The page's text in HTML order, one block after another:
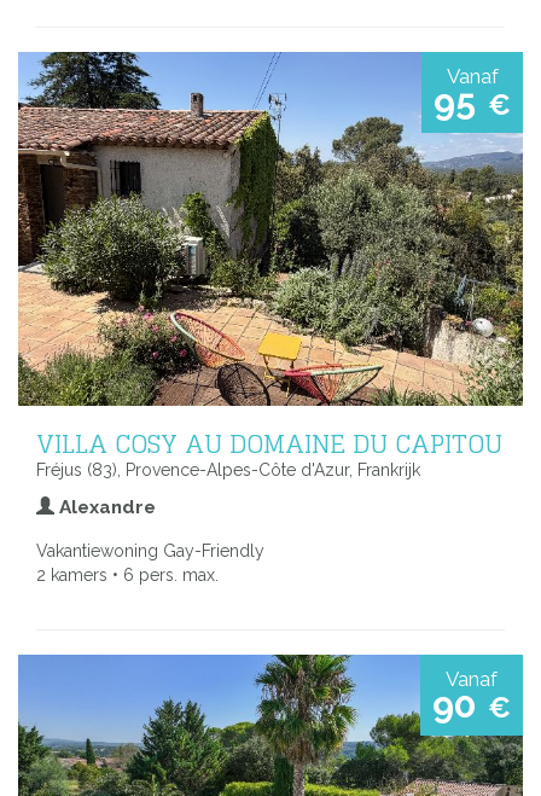
Vanaf
95 €
VILLA COSY AU DOMAINE DU CAPITOU
Fréjus (83), Provence-Alpes-Côte d'Azur, Frankrijk
Alexandre
Vakantiewoning Gay-Friendly
2 kamers • 6 pers. max.
Vanaf
90 €